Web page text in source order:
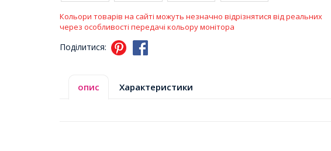
Кольори товарів на сайті можуть незначно відрізнятися від реальних
через особливості передачі кольору монітора
Поділитися:
опис Характеристики